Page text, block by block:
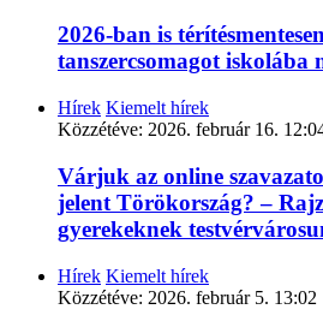
2026-ban is
tanszercsomagot iskolába
Hírek Kiemelt hírek
Közzétéve: 2026. február 16.
Várjuk az online
jelent Törökország? –
gyerekeknek
Hírek Kiemelt hírek
Közzétéve: 2026. február 5. 13:02